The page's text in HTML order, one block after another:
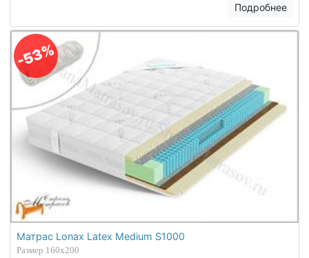
Подробнее
-53%
Матрас Lonax Latex Medium S1000
Размер 160х200